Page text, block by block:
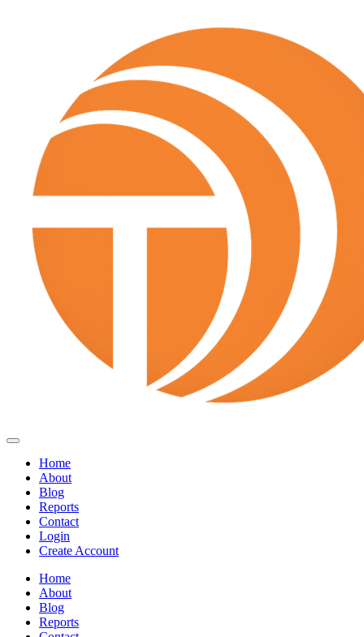
Home
About
Blog
Reports
Contact
Login
Create Account
Home
About
Blog
Reports